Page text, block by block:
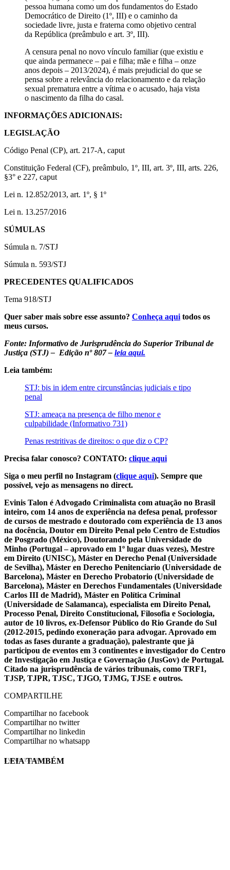
pessoa humana como um dos fundamentos do Estado
Democrático de Direito (1º, III) e o caminho da
sociedade livre, justa e fraterna como objetivo central
da República (preâmbulo e art. 3º, III).
A censura penal no novo vínculo familiar (que existiu e
que ainda permanece – pai e filha; mãe e filha – onze
anos depois – 2013/2024), é mais prejudicial do que se
pensa sobre a relevância do relacionamento e da relação
sexual prematura entre a vítima e o acusado, haja vista
o nascimento da filha do casal.
INFORMAÇÕES ADICIONAIS:
LEGISLAÇÃO
Código Penal (CP), art. 217-A, caput
Constituição Federal (CF), preâmbulo, 1º, III, art. 3º, III, arts. 226,
§3° e 227, caput
Lei n. 12.852/2013, art. 1º, § 1º
Lei n. 13.257/2016
SÚMULAS
Súmula n. 7/STJ
Súmula n. 593/STJ
PRECEDENTES QUALIFICADOS
Tema 918/STJ
Quer saber mais sobre esse assunto? Conheça aquitodos os
meus cursos.
Fonte: Informativo de Jurisprudência do Superior Tribunal de
Justiça (STJ) – Edição nº 807 – leia aqui.
Leia também:
STJ: bis in idem entre circunstâncias judiciais e tipo
penal
STJ: ameaça na presença de filho menor e
culpabilidade (Informativo 731)
Penas restritivas de direitos: o que diz o CP?
Precisa falar conosco? CONTATO: clique aqui
Siga o meu perfil no Instagram (clique aqui). Sempre que
possível, vejo as mensagens no direct.
Evinis Talon é Advogado Criminalista com atuação no Brasil
inteiro, com 14 anos de experiência na defesa penal, professor
de cursos de mestrado e doutorado com experiência de 13 anos
na docência, Doutor em Direito Penal pelo Centro de Estudios
de Posgrado (México), Doutorando pela Universidade do
Minho (Portugal – aprovado em 1º lugar duas vezes), Mestre
em Direito (UNISC), Máster en Derecho Penal (Universidade
de Sevilha), Máster en Derecho Penitenciario (Universidade de
Barcelona), Máster en Derecho Probatorio (Universidade de
Barcelona), Máster en Derechos Fundamentales (Universidade
Carlos III de Madrid), Máster en Política Criminal
(Universidade de Salamanca), especialista em Direito Penal,
Processo Penal, Direito Constitucional, Filosofia e Sociologia,
autor de 10 livros, ex-Defensor Público do Rio Grande do Sul
(2012-2015, pedindo exoneração para advogar. Aprovado em
todas as fases durante a graduação), palestrante que já
participou de eventos em 3 continentes e investigador do Centro
de Investigação em Justiça e Governação (JusGov) de Portugal.
Citado na jurisprudência de vários tribunais, como TRF1,
TJSP, TJPR, TJSC, TJGO, TJMG, TJSE e outros.
COMPARTILHE
Compartilhar no facebook
Compartilhar no twitter
Compartilhar no linkedin
Compartilhar no whatsapp
EVINIS TALON
LEIA TAMBÉM